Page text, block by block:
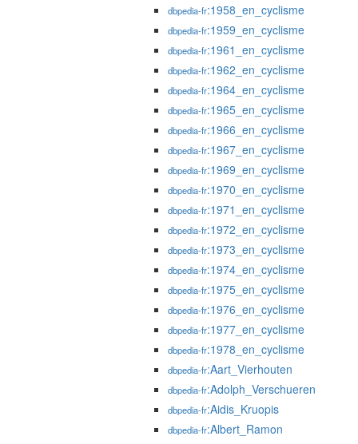
dbpedia-fr:1958_en_cyclisme
dbpedia-fr:1959_en_cyclisme
dbpedia-fr:1961_en_cyclisme
dbpedia-fr:1962_en_cyclisme
dbpedia-fr:1964_en_cyclisme
dbpedia-fr:1965_en_cyclisme
dbpedia-fr:1966_en_cyclisme
dbpedia-fr:1967_en_cyclisme
dbpedia-fr:1969_en_cyclisme
dbpedia-fr:1970_en_cyclisme
dbpedia-fr:1971_en_cyclisme
dbpedia-fr:1972_en_cyclisme
dbpedia-fr:1973_en_cyclisme
dbpedia-fr:1974_en_cyclisme
dbpedia-fr:1975_en_cyclisme
dbpedia-fr:1976_en_cyclisme
dbpedia-fr:1977_en_cyclisme
dbpedia-fr:1978_en_cyclisme
dbpedia-fr:Aart_Vierhouten
dbpedia-fr:Adolph_Verschueren
dbpedia-fr:Aidis_Kruopis
dbpedia-fr:Albert_Ramon